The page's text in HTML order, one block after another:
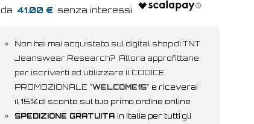
41.00 €
Non hai mai acquistato sul digital shop di TNT
Jeanswear Research? Allora approfittane
per iscriverti ed utilizzare il CODICE
PROMOZIONALE "WELCOME15" e riceverai
il 15% di sconto sul tuo primo ordine online
SPEDIZIONE GRATUITA in Italia per tutti gli